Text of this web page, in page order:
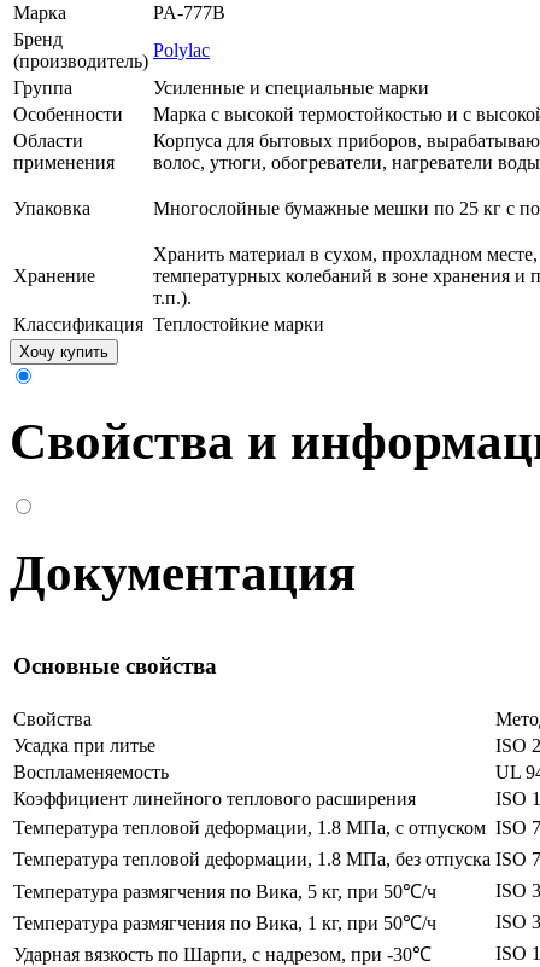
Марка
PA-777B
Бренд
(производитель)
Polylac
Группа
Усиленные и специальные марки
Особенности
Марка с высокой термостойкостью и с
Области
применения
Корпуса для бытовых приборов,
волос, утюги, обогреватели, нагреватели
Упаковка Многослойные бумажные мешки по 25 кг с
Хранение
Хранить материал в сухом, прохладном
температурных колебаний в зоне хранения
т.п.).
Классификация Теплостойкие марки
Хочу купить
Свойства и
Документация
Основные свойства
Свойства
Усадка при литье
ISO
Воспламеняемость
UL
Коэффициент линейного теплового расширения
ISO
Температура тепловой деформации, 1.8 МПа, с отпуском ISO
Температура тепловой деформации, 1.8 МПа, без отпуска ISO
Температура размягчения по Вика, 5 кг, при 50℃/ч
ISO
Температура размягчения по Вика, 1 кг, при 50℃/ч
ISO
Ударная вязкость по Шарпи, с надрезом, при -30℃
ISO